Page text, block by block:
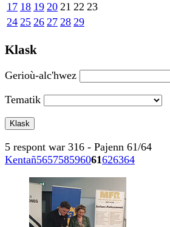
17 18 19 20 21 22 23
24 25 26 27 28 29
Klask
Gerioù-alc'hwez
Tematik
5 respont war 316 - Pajenn 61/64
Kentañ565758596061626364